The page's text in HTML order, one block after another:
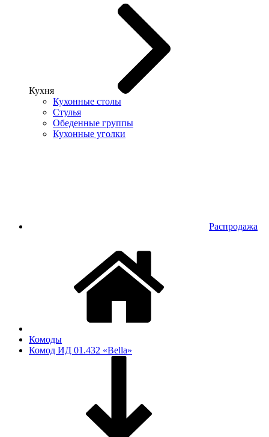
Кухня
Кухонные столы
Стулья
Обеденные группы
Кухонные уголки
Распродажа
Комоды
Комод ИД 01.432 «Bella»